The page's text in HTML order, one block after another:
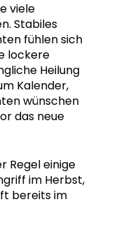
viele
Stabiles
fühlen sich
lockere
Heilung
Kalender,
wünschen
das neue
Regel einige
im Herbst,
bereits im